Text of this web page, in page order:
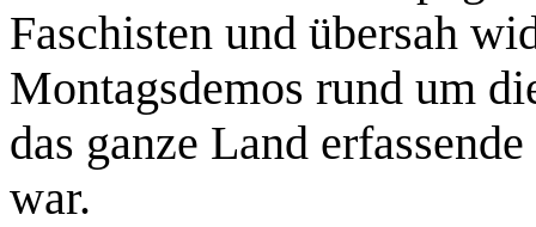
Faschisten und übersah
Montagsdemos rund um
das ganze Land
war.